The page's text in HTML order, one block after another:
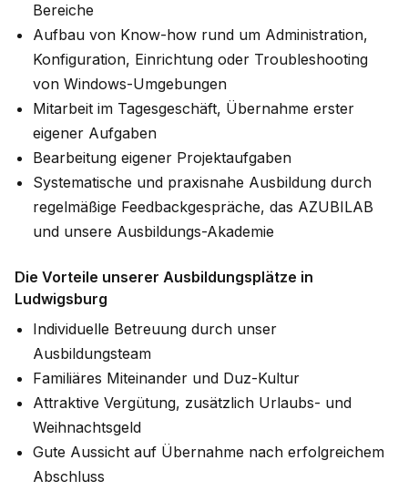
Bereiche
Aufbau von Know-how rund um Administration,
Konfiguration, Einrichtung oder Troubleshooting
von Windows-Umgebungen
Mitarbeit im Tagesgeschäft, Übernahme erster
eigener Aufgaben
Bearbeitung eigener Projektaufgaben
Systematische und praxisnahe Ausbildung durch
regelmäßige Feedbackgespräche, das AZUBILAB
und unsere Ausbildungs-Akademie
Die Vorteile unserer Ausbildungsplätze in
Ludwigsburg
Individuelle Betreuung durch unser
Ausbildungsteam
Familiäres Miteinander und Duz-Kultur
Attraktive Vergütung, zusätzlich Urlaubs- und
Weihnachtsgeld
Gute Aussicht auf Übernahme nach erfolgreichem
Abschluss